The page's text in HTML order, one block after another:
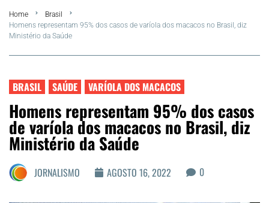
FLA Araru 2026
Araruama
Região dos Lagos
Agenda Cultural
Colunistas
Matérias Exclusivas
Home
Brasil
Homens representam 95% dos casos de varíola dos macacos no Brasil, diz
Ministério da Saúde
BRASIL SAÚDE VARÍOLA DOS MACACOS
Homens representam 95% dos casos
de varíola dos macacos no Brasil, diz
Ministério da Saúde
JORNALISMO AGOSTO 16, 2022 0